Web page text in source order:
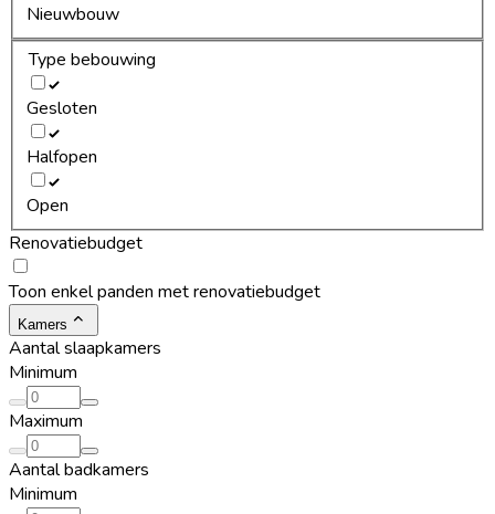
Nieuwbouw
Type bebouwing
Gesloten
Halfopen
Open
Renovatiebudget
Toon enkel panden met renovatiebudget
Kamers
Aantal slaapkamers
Minimum
Maximum
Aantal badkamers
Minimum